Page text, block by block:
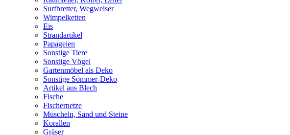
Surfbretter, Wegweiser
Wimpelketten
Eis
Strandartikel
Papageien
Sonstige Tiere
Sonstige Vögel
Gartenmöbel als Deko
Sonstige Sommer-Deko
Artikel aus Blech
Fische
Fischernetze
Muscheln, Sand und Steine
Korallen
Gräser